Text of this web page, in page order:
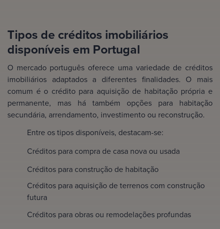
Tipos de créditos imobiliários
disponíveis em Portugal
O mercado português oferece uma variedade de créditos
imobiliários adaptados a diferentes finalidades. O mais
comum é o crédito para aquisição de habitação própria e
permanente, mas há também opções para habitação
secundária, arrendamento, investimento ou reconstrução.
Entre os tipos disponíveis, destacam-se:
Créditos para compra de casa nova ou usada
Créditos para construção de habitação
Créditos para aquisição de terrenos com construção
futura
Créditos para obras ou remodelações profundas